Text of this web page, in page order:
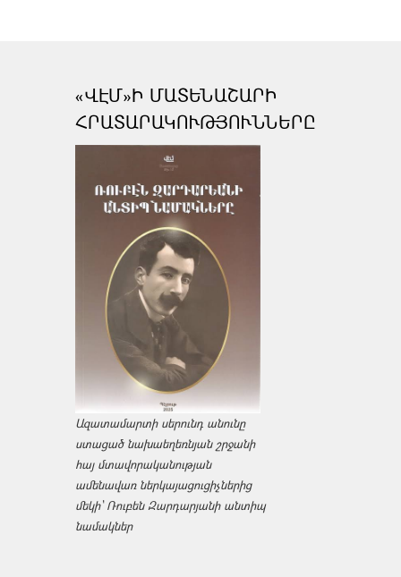
«ՎԷՄ»Ի ՄԱՏԵՆԱՇԱՐԻ
ՀՐԱՏԱՐԱԿՈՒԹՅՈՒՆՆԵՐԸ
Ազատամարտի սերունդ անունը
ստացած նախաեղեռնյան շրջանի
հայ մտավորականության
ամենավառ ներկայացուցիչներից
մեկի՝ Ռուբեն Զարդարյանի անտիպ
նամակներ